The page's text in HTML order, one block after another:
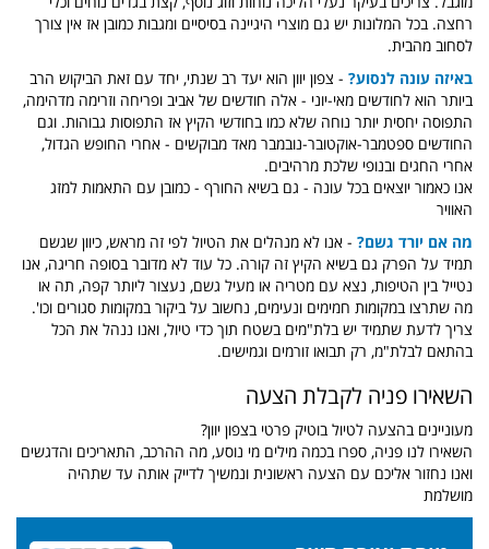
רחצה. בכל המלונות יש גם מוצרי היגיינה בסיסיים ומגבות כמובן אז אין צורך
לסחוב מהבית.
באיזה עונה לנסוע? - צפון יוון הוא יעד רב שנתי, יחד עם זאת הביקוש הרב
ביותר הוא לחודשים מאי-יוני - אלה חודשים של אביב ופריחה וזרימה מדהימה,
התפוסה יחסית יותר נוחה שלא כמו בחודשי הקיץ אז התפוסות גבוהות. וגם
החודשים ספטמבר-אוקטובר-נובמבר מאד מבוקשים - אחרי החופש הגדול,
אחרי החגים ובנופי שלכת מרהיבים.
אנו כאמור יוצאים בכל עונה - גם בשיא החורף - כמובן עם התאמות למזג
האוויר
מה אם יורד גשם? - אנו לא מנהלים את הטיול לפי זה מראש, כיוון שגשם
תמיד על הפרק גם בשיא הקיץ זה קורה. כל עוד לא מדובר בסופה חריגה, אנו
נטייל בין הטיפות, נצא עם מטריה או מעיל גשם, נעצור ליותר קפה, תה או
מה שתרצו במקומות חמימים ונעימים, נחשוב על ביקור במקומות סגורים וכו'.
צריך לדעת שתמיד יש בלת"מים בשטח תוך כדי טיול, ואנו ננהל את הכל
בהתאם לבלת"מ, רק תבואו זורמים וגמישים.
השאירו פניה לקבלת הצעה
מעוניינים בהצעה לטיול בוטיק פרטי בצפון יוון?
השאירו לנו פניה, ספרו בכמה מילים מי נוסע, מה ההרכב, התאריכים והדגשים
ואנו נחזור אליכם עם הצעה ראשונית ונמשיך לדייק אותה עד שתהיה
מושלמת